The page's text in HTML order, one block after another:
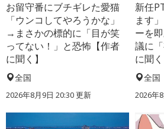
お留守番にブチギレた愛猫
「ウンコしてやろうかな」
→まさかの標的に「目が笑
ってない！」と恐怖【作者
に聞く】
全国
2026年8月9日 20:30更新
新任
ます
ーを
議に
に聞く
全国
2026年